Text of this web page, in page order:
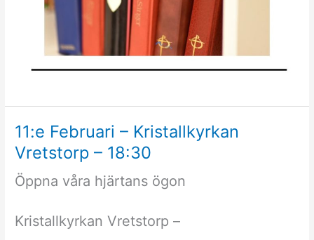
11:e Februari – Kristallkyrkan
Vretstorp – 18:30
Öppna våra hjärtans ögon
Kristallkyrkan Vretstorp –